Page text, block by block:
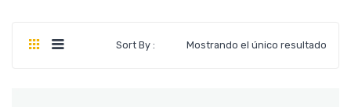
Mostrando el único resultado
Sort By :